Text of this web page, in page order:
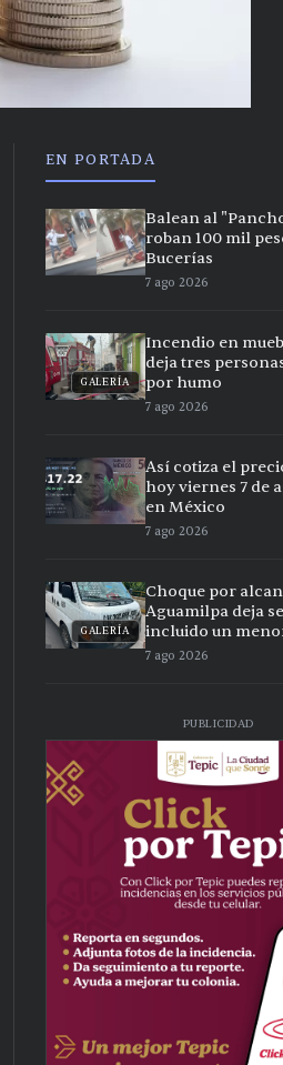
EN PORTADA
Balean al
roban 100 mil
Bucerías
7 ago 2026
GALERÍA
Incendio en
deja tres
por humo
7 ago 2026
Así cotiza el
hoy viernes 7 de
en México
7 ago 2026
GALERÍA
Choque por
Aguamilpa deja
incluido un
7 ago 2026
PUBLICIDAD